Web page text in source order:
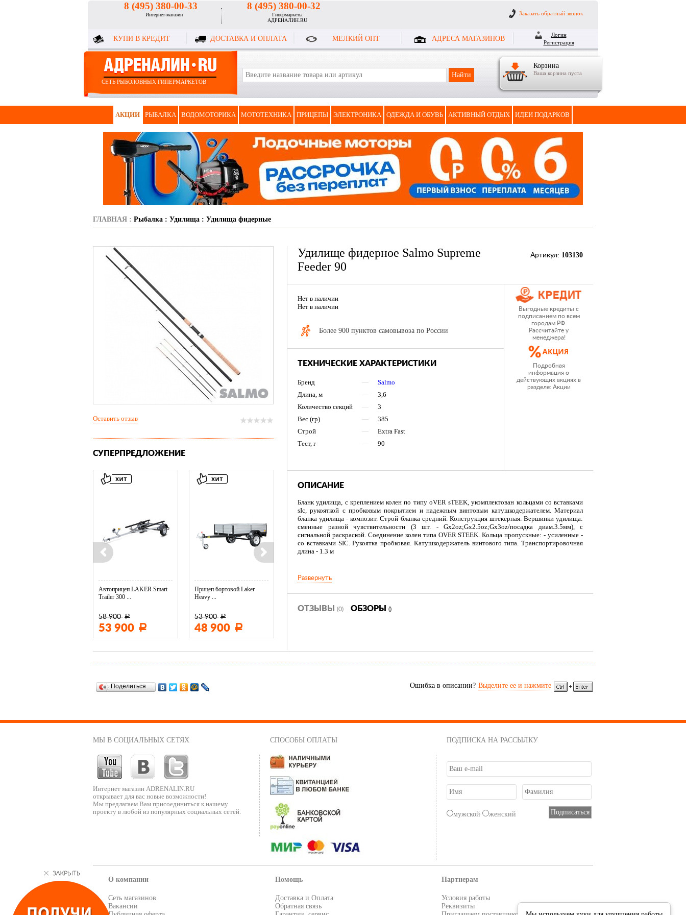
8 (495) 380-00-33
Интернет-магазин
8 (495) 380-00-32
Гипермаркеты
АДРЕНАЛИН.RU
Заказать обратный звонок
КУПИ В КРЕДИТ ДОСТАВКА И ОПЛАТА МЕЛКИЙ ОПТ АДРЕСА МАГАЗИНОВ
Логин
Регистрация
Корзина
Ваша корзина пуста
СЕТЬ РЫБОЛОВНЫХ ГИПЕРМАРКЕТОВ
АКЦИИ РЫБАЛКА ВОДОМОТОРИКА МОТОТЕХНИКА ПРИЦЕПЫ ЭЛЕКТРОНИКА ОДЕЖДА И ОБУВЬ АКТИВНЫЙ ОТДЫХ ИДЕИ ПОДАРКОВ
ГЛАВНАЯ : Рыбалка : Удилища : Удилища фидерные
Удилище фидерное Salmo Supreme
Feeder 90
Артикул: 103130
Нет в наличии
Нет в наличии
Более 900 пунктов самовывоза по России
ТЕХНИЧЕСКИЕ ХАРАКТЕРИСТИКИ
Бренд —
Salmo
Длина, м
—
3,6
Количество секций
—
3
Вес (гр)
—
385
Строй
—
Extra Fast
Тест, г
— 90
Выгодные кредиты с
подписанием по всем
городам РФ.
Рассчитайте у
менеджера!
Подробная
информация о
действующих акциях в
разделе: Акции
ОПИСАНИЕ
Бланк удилища, с креплением колен по типу oVER sTEEK, укомплектован кольцами со вставками
sIc, рукояткой с пробковым покрытием и надежным винтовым катушкодержателем. Материал
бланка удилища - композит. Строй бланка средний. Конструкция штекерная. Вершинки удилища:
сменные разной чувствительности (3 шт. - Gх2oz;Gх2.5oz;Gх3oz/посадка диам.3.5мм), с
сигнальной раскраской. Соединение колен типа OVER STEEK. Кольца пропускные: - усиленные -
со вставками SIC. Рукоятка пробковая. Катушкодержатель винтового типа. Транспортировочная
длина - 1.3 м
Развернуть
ОТЗЫВЫ (0) ОБЗОРЫ ()
Оставить отзыв
СУПЕРПРЕДЛОЖЕНИЕ
Автоприцеп LAKER Smart
Trailer 300 ...
58 900 Р
53 900 Р
Прицеп бортовой Laker
Heavy ...
53 900 Р
48 900 Р
Ошибка в описании? Выделите ее и нажмите
Поделиться…
МЫ В СОЦИАЛЬНЫХ СЕТЯХ
Интернет магазин ADRENALIN.RU
открывает для вас новые возможности!
Мы предлагаем Вам присоединиться к нашему
проекту в любой из популярных социальных сетей.
СПОСОБЫ ОПЛАТЫ ПОДПИСКА НА РАССЫЛКУ
мужской женский
О компании
Сеть магазинов
Вакансии
Помощь
Доставка и Оплата
Обратная связь
Партнерам
Условия работы
Реквизиты